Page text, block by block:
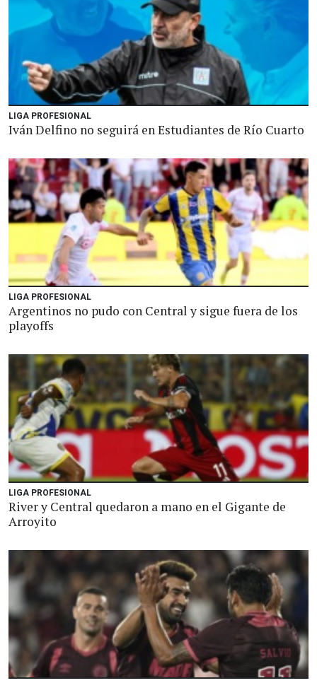
LIGA PROFESIONAL
Iván Delfino no seguirá en Estudiantes de Río Cuarto
LIGA PROFESIONAL
Argentinos no pudo con Central y sigue fuera de los
playoffs
LIGA PROFESIONAL
River y Central quedaron a mano en el Gigante de
Arroyito